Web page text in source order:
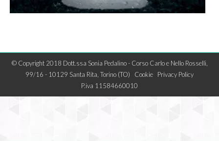
© Copyright 2018 Dott.ssa Sonia Pedalino - Corso Carlo e Nello Rosselli,
99/16 - 10129 Santa Rita, Torino (TO) Cookie
Privacy Policy
P.iva 11584660010